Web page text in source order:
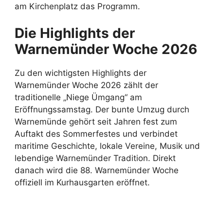
am Kirchenplatz das Programm.
Die Highlights der
Warnemünder Woche 2026
Zu den wichtigsten Highlights der
Warnemünder Woche 2026 zählt der
traditionelle „Niege Ümgang“ am
Eröffnungssamstag. Der bunte Umzug durch
Warnemünde gehört seit Jahren fest zum
Auftakt des Sommerfestes und verbindet
maritime Geschichte, lokale Vereine, Musik und
lebendige Warnemünder Tradition. Direkt
danach wird die 88. Warnemünder Woche
offiziell im Kurhausgarten eröffnet.